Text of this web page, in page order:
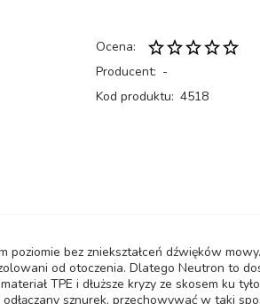
Ocena:
Producent: -
Kod produktu: 4518
poziomie bez zniekształceń dźwięków
od otoczenia. Dlatego Neutron to
TPE i dłuższe kryzy ze skosem ku
sznurek, przechowywać w taki